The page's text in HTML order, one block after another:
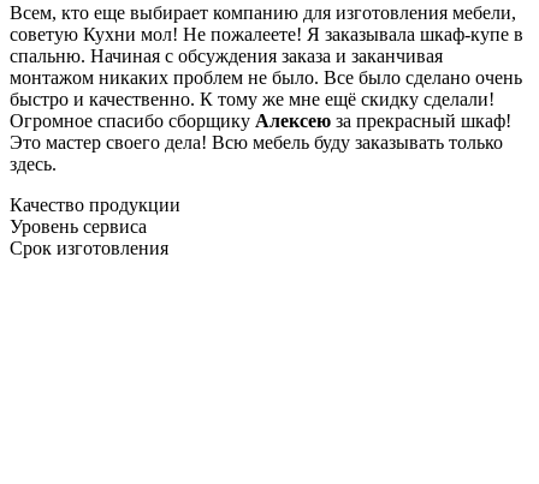
Всем, кто еще выбирает компанию для изготовления мебели,
советую Кухни мол! Не пожалеете! Я заказывала шкаф-купе в
спальню. Начиная с обсуждения заказа и заканчивая
монтажом никаких проблем не было. Все было сделано очень
быстро и качественно. К тому же мне ещё скидку сделали!
Огромное спасибо сборщику Алексею за прекрасный шкаф!
Это мастер своего дела! Всю мебель буду заказывать только
здесь.
Качество продукции
Уровень сервиса
Срок изготовления